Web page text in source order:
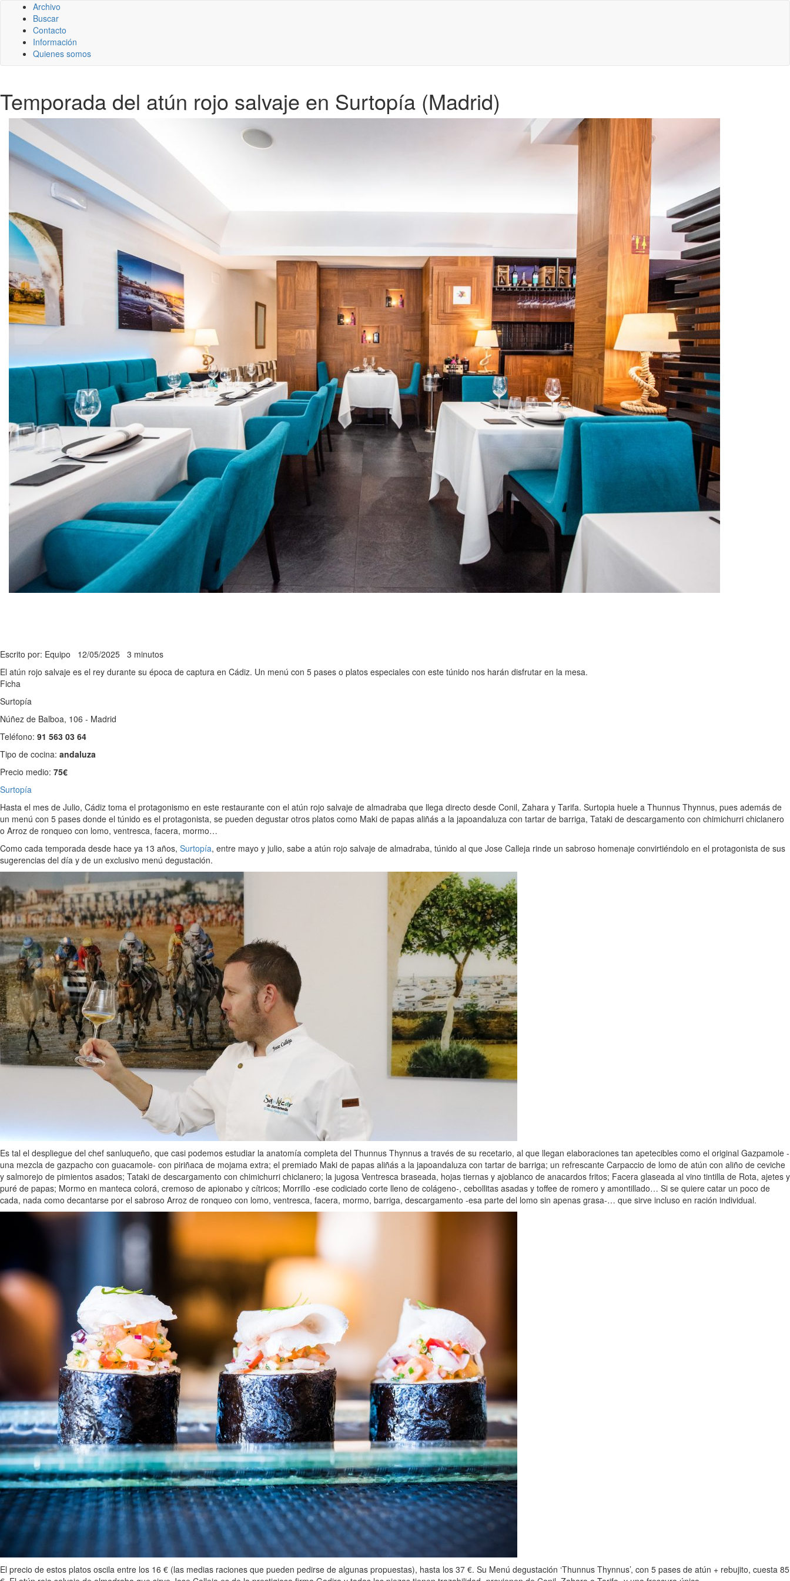
Archivo
Buscar
Contacto
Información
Quienes somos
Temporada del atún rojo salvaje en Surtopía (Madrid)
Escrito por: Equipo 12/05/2025 3 minutos
El atún rojo salvaje es el rey durante su época de captura en Cádiz. Un menú con 5 pases o platos especiales con este túnido nos harán disfrutar en la mesa.
Ficha
Surtopía
Núñez de Balboa, 106 - Madrid
Teléfono: 91 563 03 64
Tipo de cocina: andaluza
Precio medio: 75€
Surtopía
Hasta el mes de Julio, Cádiz toma el protagonismo en este restaurante con el atún rojo salvaje de almadraba que llega directo desde Conil, Zahara y Tarifa. Surtopia huele a Thunnus Thynnus, pues además de
un menú con 5 pases donde el túnido es el protagonista, se pueden degustar otros platos como Maki de papas aliñás a la japoandaluza con tartar de barriga, Tataki de descargamento con chimichurri chiclanero
o Arroz de ronqueo con lomo, ventresca, facera, mormo…
Como cada temporada desde hace ya 13 años, Surtopía, entre mayo y julio, sabe a atún rojo salvaje de almadraba, túnido al que Jose Calleja rinde un sabroso homenaje convirtiéndolo en el protagonista de sus
sugerencias del día y de un exclusivo menú degustación.
Es tal el despliegue del chef sanluqueño, que casi podemos estudiar la anatomía completa del Thunnus Thynnus a través de su recetario, al que llegan elaboraciones tan apetecibles como el original Gazpamole -
una mezcla de gazpacho con guacamole- con piriñaca de mojama extra; el premiado Maki de papas aliñás a la japoandaluza con tartar de barriga; un refrescante Carpaccio de lomo de atún con aliño de ceviche
y salmorejo de pimientos asados; Tataki de descargamento con chimichurri chiclanero; la jugosa Ventresca braseada, hojas tiernas y ajoblanco de anacardos fritos; Facera glaseada al vino tintilla de Rota, ajetes y
puré de papas; Mormo en manteca colorá, cremoso de apionabo y cítricos; Morrillo -ese codiciado corte lleno de colágeno-, cebollitas asadas y toffee de romero y amontillado… Si se quiere catar un poco de
cada, nada como decantarse por el sabroso Arroz de ronqueo con lomo, ventresca, facera, mormo, barriga, descargamento -esa parte del lomo sin apenas grasa-… que sirve incluso en ración individual.
El precio de estos platos oscila entre los 16 € (las medias raciones que pueden pedirse de algunas propuestas), hasta los 37 €. Su Menú degustación ‘Thunnus Thynnus’, con 5 pases de atún + rebujito, cuesta 85